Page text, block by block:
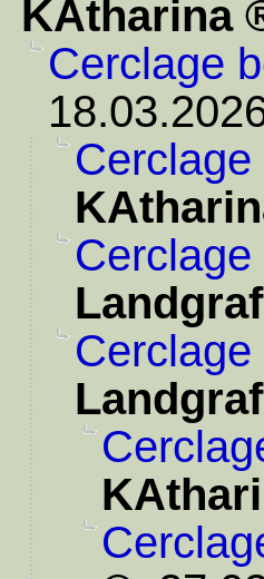
KAtharina
Cerclage